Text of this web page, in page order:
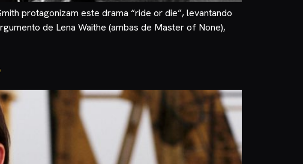
protagonizam este drama “ride or die”, levantando
de Lena Waithe (ambas de Master of None),